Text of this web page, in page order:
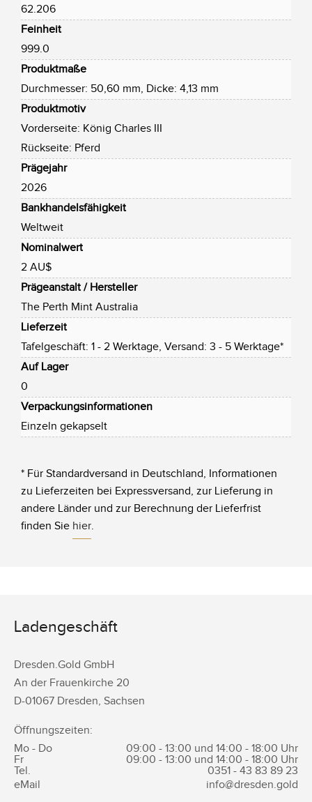
62.206
Feinheit
999.0
Produktmaße
Durchmesser: 50,60 mm, Dicke: 4,13 mm
Produktmotiv
Vorderseite: König Charles III
Rückseite: Pferd
Prägejahr
2026
Bankhandelsfähigkeit
Weltweit
Nominalwert
2 AU$
Prägeanstalt / Hersteller
The Perth Mint Australia
Lieferzeit
Tafelgeschäft: 1 - 2 Werktage, Versand: 3 - 5 Werktage*
Auf Lager
0
Verpackungsinformationen
Einzeln gekapselt
* Für Standardversand in Deutschland, Informationen
zu Lieferzeiten bei Expressversand, zur Lieferung in
andere Länder und zur Berechnung der Lieferfrist
finden Sie hier.
Ladengeschäft
Dresden.Gold GmbH
An der Frauenkirche 20
D-01067 Dresden, Sachsen
Öffnungszeiten:
Mo - Do
09:00 - 13:00 und 14:00 - 18:00 Uhr
Fr
09:00 - 13:00 und 14:00 - 18:00 Uhr
Tel.
0351 - 43 83 89 23
eMail
info@dresden.gold